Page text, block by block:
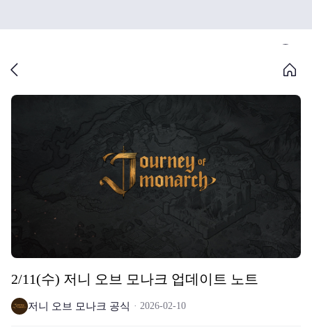
2/11(수) 저니 오브 모나크 업데이트 노트
저니 오브 모나크 공식 2026-02-10